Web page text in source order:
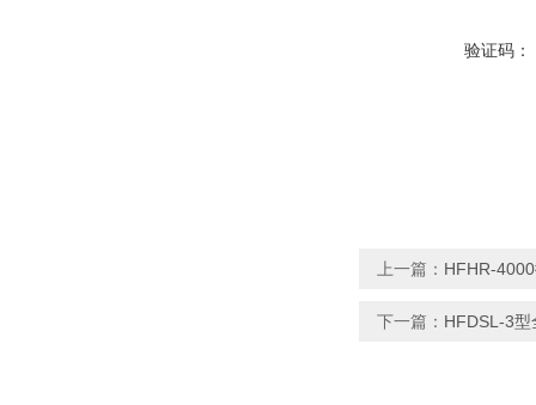
验证码：
上一篇： HFHR-
下一篇： HFDSL-3